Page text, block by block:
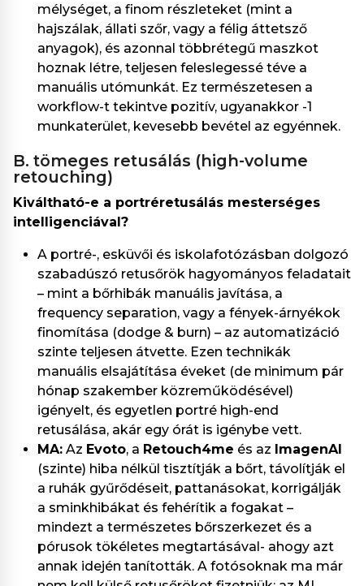
mélységet, a finom részleteket (mint a
hajszálak, állati szőr, vagy a félig áttetsző
anyagok), és azonnal többrétegű maszkot
hoznak létre, teljesen feleslegessé téve a
manuális utómunkát. Ez természetesen a
workflow-t tekintve pozitív, ugyanakkor -1
munkaterület, kevesebb bevétel az egyénnek.
b. tömeges retusálás (high-volume
retouching)
Kiváltható-e a portréretusálás mesterséges
intelligenciával?
A portré-, esküvői és iskolafotózásban dolgozó
szabadúszó retusőrök hagyományos feladatait
– mint a bőrhibák manuális javítása, a
frequency separation, vagy a fények-árnyékok
finomítása (dodge & burn) – az automatizáció
szinte teljesen átvette. Ezen technikák
manuális elsajátítása éveket (de minimum pár
hónap szakember közreműködésével)
igényelt, és egyetlen portré high-end
retusálása, akár egy órát is igénybe vett.
MA: Az Evoto, a Retouch4me és az ImagenAI
(szinte) hiba nélkül tisztítják a bőrt, távolítják el
a ruhák gyűrődéseit, pattanásokat, korrigálják
a sminkhibákat és fehérítik a fogakat –
mindezt a természetes bőrszerkezet és a
pórusok tökéletes megtartásával- ahogy azt
annak idején tanították. A fotósoknak ma már